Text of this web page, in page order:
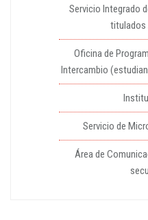
Servicio Integrado
titulados
Oficina de
Intercambio
Servicio de
Área de